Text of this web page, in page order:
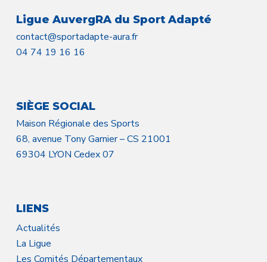
Ligue AuvergRA du Sport Adapté
contact@sportadapte-aura.fr
04 74 19 16 16
SIÈGE SOCIAL
Maison Régionale des Sports
68, avenue Tony Garnier – CS 21001
69304 LYON Cedex 07
LIENS
Actualités
La Ligue
Les Comités Départementaux